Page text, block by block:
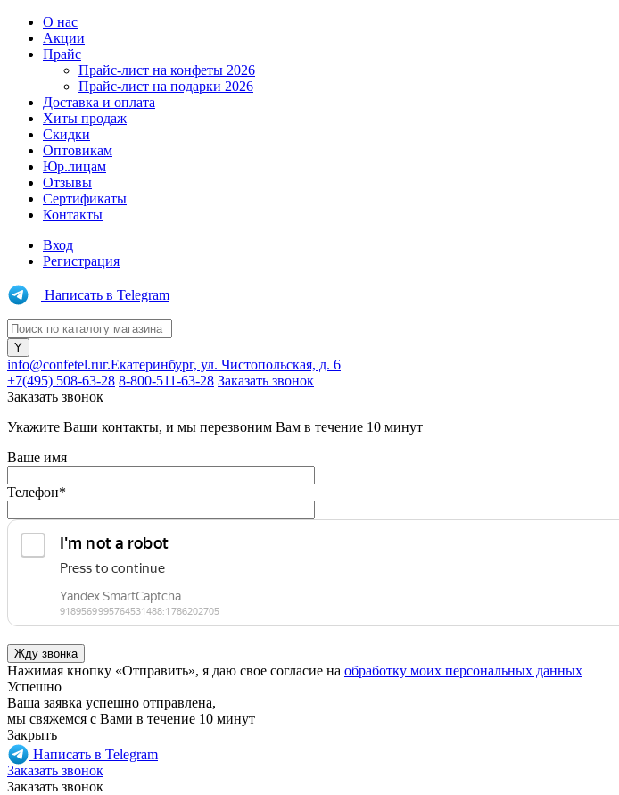
О нас
Акции
Прайс
Прайс-лист на конфеты 2026
Прайс-лист на подарки 2026
Доставка и оплата
Хиты продаж
Скидки
Оптовикам
Юр.лицам
Отзывы
Сертификаты
Контакты
Вход
Регистрация
Написать в Telegram
info@confetel.ruг.Екатеринбург, ул. Чистопольская, д. 6
+7(495) 508-63-28 8-800-511-63-28 Заказать звонок
Заказать звонок
Укажите Ваши контакты, и мы перезвоним Вам в течение 10 минут
Ваше имя
Телефон*
Нажимая кнопку «Отправить», я даю свое согласие на обработку моих персональных данных
Успешно
Ваша заявка успешно отправлена,
мы свяжемся с Вами в течение 10 минут
Закрыть
Написать в Telegram
Заказать звонок
Заказать звонок